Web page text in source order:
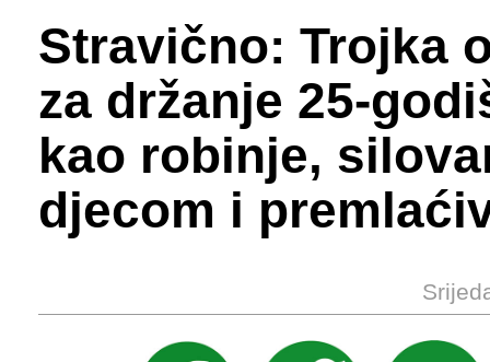
Stravično: Trojka
za držanje 25-
kao robinje,
djecom i